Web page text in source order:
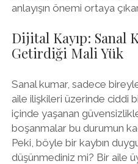
anlayışın önemi ortaya
Dijital Kayıp: Sanal
Getirdiği Mali Yük
Sanal kumar, sadece
aile ilişkileri üzerinde ciddi
içinde yaşanan
boşanmalar bu durumun
Peki, böyle bir kaybın
düşünmediniz mi? Bir aile